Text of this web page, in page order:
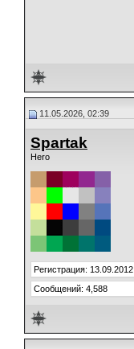
11.05.2026, 02:39
Spartak
Hero
Регистрация: 13.09.2012
Сообщений: 4,588